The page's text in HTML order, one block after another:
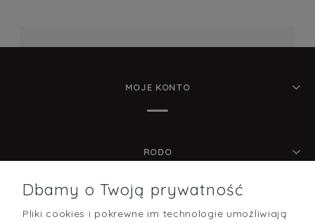
MOJE KONTO
RODO
POMOC
Dbamy o Twoją prywatność
Pliki cookies i pokrewne im technologie umożliwiają